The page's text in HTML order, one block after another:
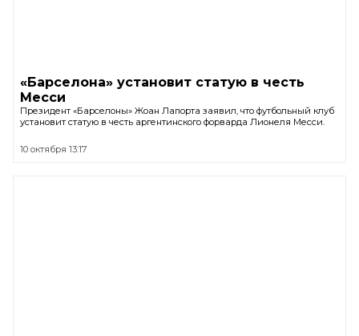
«Барселона» установит статую в честь
Месси
Президент «Барселоны» Жоан Лапорта заявил, что футбольный клуб
установит статую в честь аргентинского форварда Лионеля Месси.
10 октября 13:17